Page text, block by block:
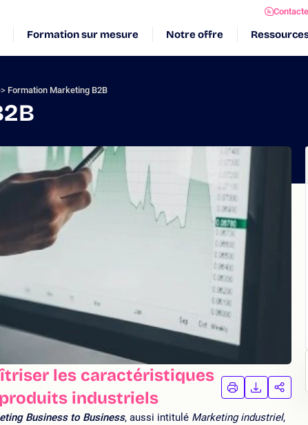
Formation sur mesure Notre offre
Formation Marketing B2B
les caractéristiques
industriels
IMPRIMER
LA
FORMATION
LA
Business to Business, aussi intitulé Marketing industriel,